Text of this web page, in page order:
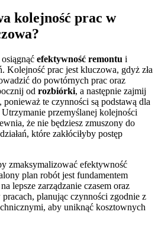
kolejność prac w
efektywność remontu i
Kolejność prac jest kluczowa, gdyż zła
do powtórnych prac oraz
od rozbiórki, a następnie zajmij
, ponieważ te czynności są podstawą dla
przemyślanej kolejności
że nie będziesz zmuszony do
które zakłóciłyby postęp
zmaksymalizować efektywność
plan robót jest fundamentem
lepsze zarządzanie czasem oraz
planując czynności zgodnie z
aby uniknąć kosztownych